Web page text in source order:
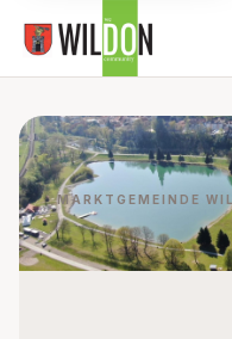
MARKTGEMEINDE